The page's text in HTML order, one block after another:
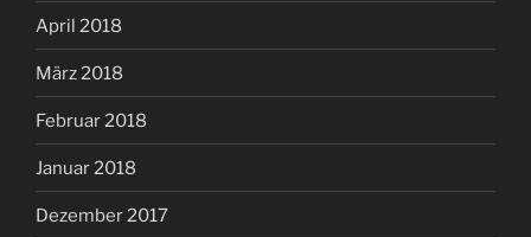
April 2018
März 2018
Februar 2018
Januar 2018
Dezember 2017